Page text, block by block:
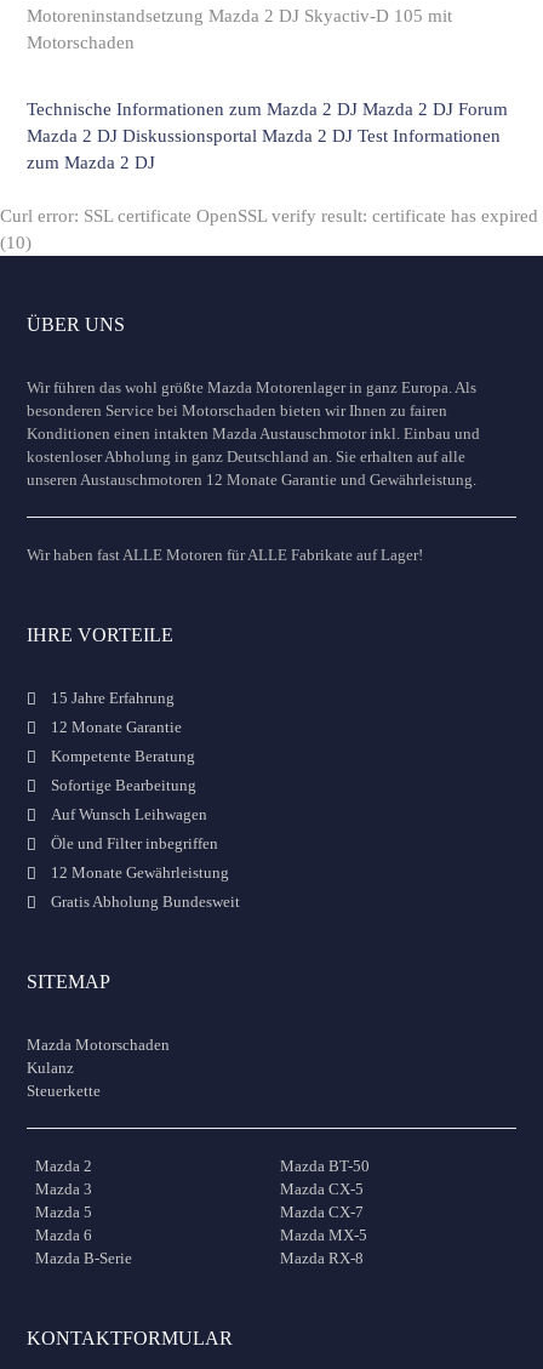
Motoreninstandsetzung Mazda 2 DJ Skyactiv-D 105 mit
Motorschaden
Technische Informationen zum Mazda 2 DJ Mazda 2 DJ Forum
Mazda 2 DJ Diskussionsportal Mazda 2 DJ Test Informationen
zum Mazda 2 DJ
Curl error: SSL certificate OpenSSL verify result: certificate has expired
(10)
ÜBER UNS
Wir führen das wohl größte Mazda Motorenlager in ganz Europa. Als
besonderen Service bei Motorschaden bieten wir Ihnen zu fairen
Konditionen einen intakten Mazda Austauschmotor inkl. Einbau und
kostenloser Abholung in ganz Deutschland an. Sie erhalten auf alle
unseren Austauschmotoren 12 Monate Garantie und Gewährleistung.
Wir haben fast ALLE Motoren für ALLE Fabrikate auf Lager!
IHRE VORTEILE
15 Jahre Erfahrung
12 Monate Garantie
Kompetente Beratung
Sofortige Bearbeitung
Auf Wunsch Leihwagen
Öle und Filter inbegriffen
12 Monate Gewährleistung
Gratis Abholung Bundesweit
SITEMAP
Mazda Motorschaden
Kulanz
Steuerkette
Mazda 2
Mazda 3
Mazda 5
Mazda 6
Mazda B-Serie
Mazda BT-50
Mazda CX-5
Mazda CX-7
Mazda MX-5
Mazda RX-8
KONTAKTFORMULAR